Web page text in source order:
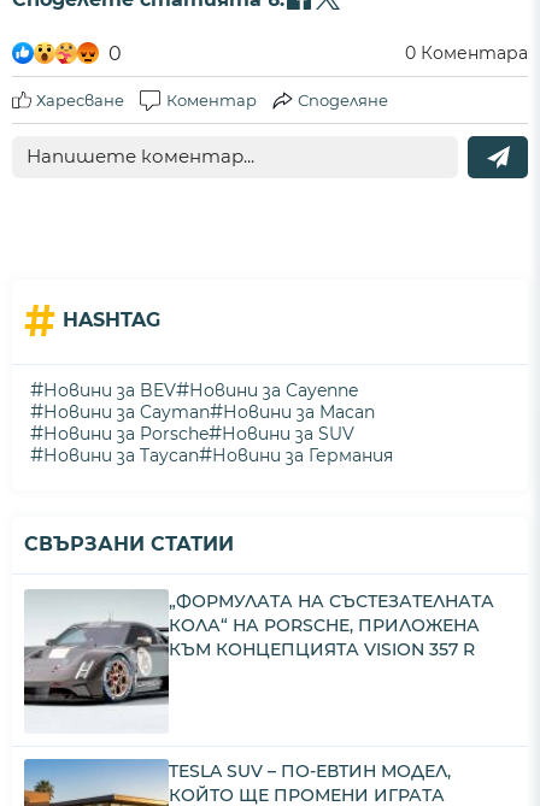
0 0 Коментара
Харесване Коментар Споделяне
# HASHTAG
#Новини за BEV#Новини за Cayenne
#Новини за Cayman#Новини за Macan
#Новини за Porsche#Новини за SUV
#Новини за Taycan#Новини за Германия
СВЪРЗАНИ СТАТИИ
„ФОРМУЛАТА НА СЪСТЕЗАТЕЛНАТА
КОЛА“ НА PORSCHE, ПРИЛОЖЕНА
КЪМ КОНЦЕПЦИЯТА VISION 357 R
TESLA SUV – ПО-ЕВТИН МОДЕЛ,
КОЙТО ЩЕ ПРОМЕНИ ИГРАТА